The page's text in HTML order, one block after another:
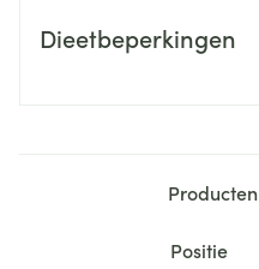
Dieetbeperkingen
Producten
Sorteer op: